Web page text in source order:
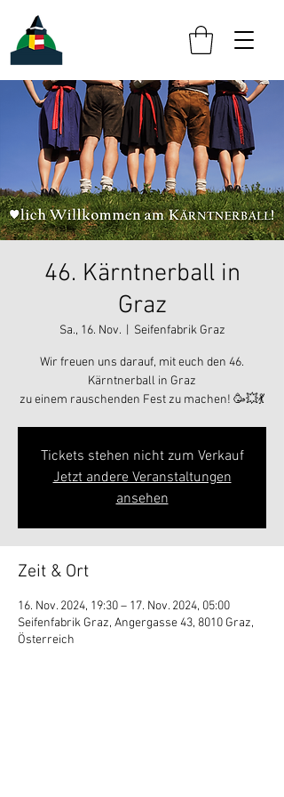
46. Kärntnerball in
Graz
Sa., 16. Nov.
  |
Seifenfabrik Graz
Wir freuen uns darauf, mit euch den 46.
Kärntnerball in Graz
zu einem rauschenden Fest zu machen! 🥳💥💃
Tickets stehen nicht zum Verkauf
Jetzt andere Veranstaltungen
ansehen
Zeit & Ort
16. Nov. 2024, 19:30 – 17. Nov. 2024, 05:00
Seifenfabrik Graz, Angergasse 43, 8010 Graz,
Österreich